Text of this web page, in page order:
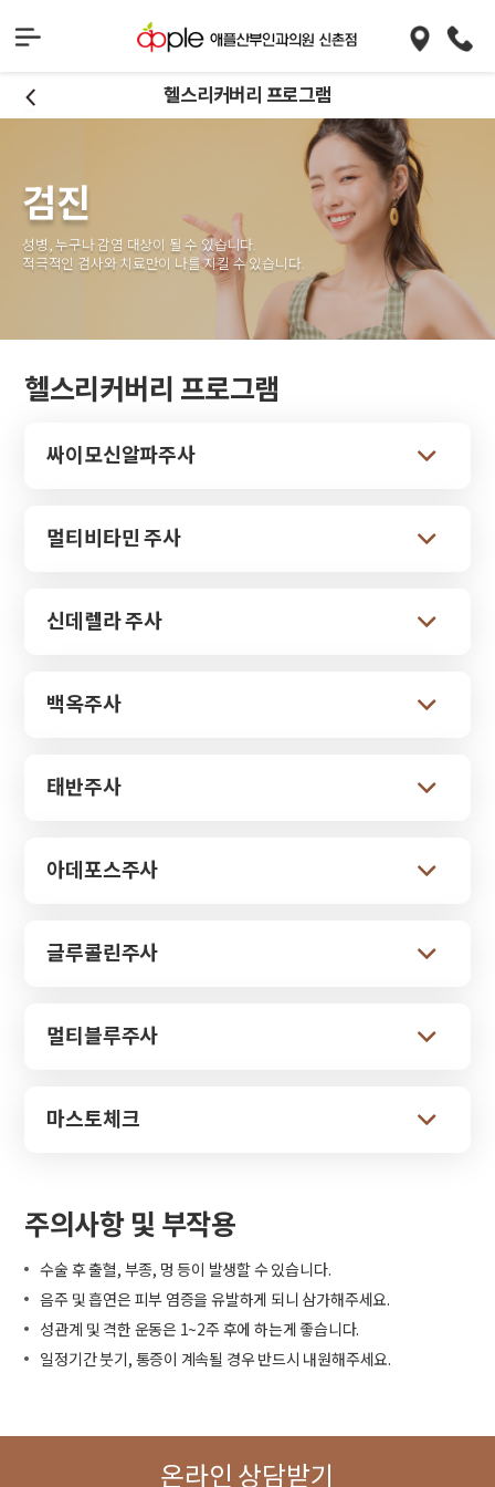
헬스리커버리 프로그램
검진
성병, 누구나 감염 대상이 될 수 있습니다.
적극적인 검사와 치료만이 나를 지킬 수 있습니다.
헬스리커버리 프로그램
싸이모신알파주사
멀티비타민 주사
신데렐라 주사
백옥주사
태반주사
아데포스주사
글루콜린주사
멀티블루주사
마스토체크
주의사항 및 부작용
수술 후 출혈, 부종, 멍 등이 발생할 수 있습니다.
음주 및 흡연은 피부 염증을 유발하게 되니 삼가해주세요.
성관계 및 격한 운동은 1~2주 후에 하는게 좋습니다.
일정기간 붓기, 통증이 계속될 경우 반드시 내원해주세요.
온라인 상담받기